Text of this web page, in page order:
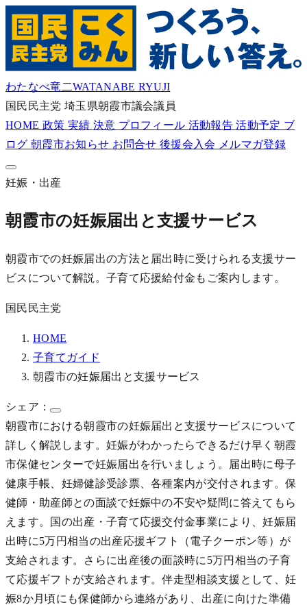
わたなべ竜二WATANABE RYUJI
国民民主党 埼玉県朝霞市議会議員
HOME 政策 実績 決意 プロフィール 活動報告活動予定 ブ
ログ 朝霞市お知らせ お問合せ後援会入会 メルマガ登録
妊娠・出産
朝霞市の妊娠届出と支援サービス
朝霞市での妊娠届出の方法と届出時に受けられる支援サー
ビスについて解説。子育て応援給付金もご案内します。
国民民主党
HOME
子育てガイド
朝霞市の妊娠届出と支援サービス
シェア：
朝霞市における朝霞市の妊娠届出と支援サービスについて
詳しく解説します。妊娠がわかったらできるだけ早く朝霞
市保健センターで妊娠届出を行いましょう。届出時に母子
健康手帳、妊婦健診受診票、各種案内が交付されます。保
健師・助産師との面談で妊娠中の不安や疑問に答えてもら
えます。国の出産・子育て応援交付金事業により、妊娠届
出時に5万円相当の出産応援ギフト（電子クーポン等）が
支給されます。さらに出産後の面談時に5万円相当の子育
て応援ギフトが支給されます。伴走型相談支援として、妊
娠8か月頃にも保健師から連絡があり、出産に向けた準備